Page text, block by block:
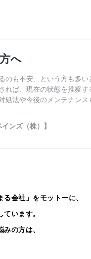
会社」をモットーに、
います。
の方は、